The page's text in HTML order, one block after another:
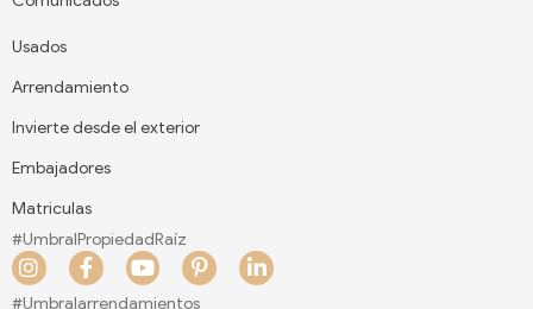
Usados
Arrendamiento
Invierte desde el exterior
Embajadores
Matriculas
#UmbralPropiedadRaíz
I
n
s
F
a
c
Y
o
u
P
i
n
L
i
#Umbralarrendamientos